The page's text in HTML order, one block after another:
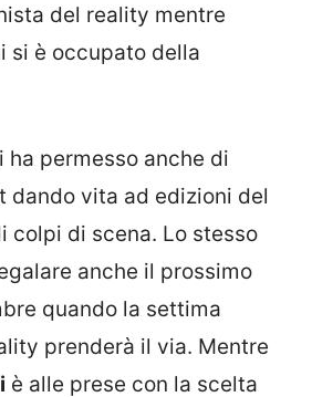
del reality mentre
si è occupato della
ha permesso anche di
dando vita ad edizioni del
colpi di scena. Lo stesso
anche il prossimo
quando la settima
prenderà il via. Mentre
è alle prese con la scelta